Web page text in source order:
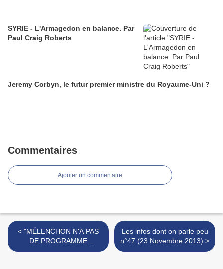
SYRIE - L'Armagedon en balance. Par
Paul Craig Roberts
Jeremy Corbyn, le futur premier ministre du Royaume-Uni ?
Commentaires
Ajouter un commentaire
< "MÉLENCHON N'A PAS
DE PROGRAMME
ÉCONOMIQUE" :
Les infos dont on parle peu
n°47 (23 Novembre 2013) >